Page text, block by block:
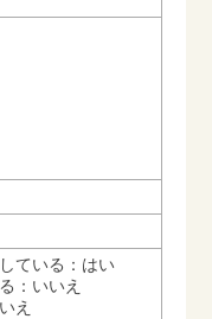
ている：はい
：いいえ
え